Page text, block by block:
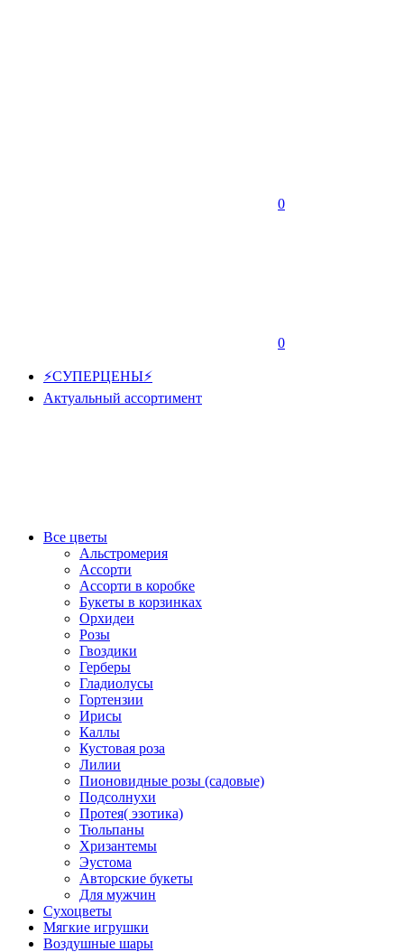
0
0
⚡СУПЕРЦЕНЫ⚡
Актуальный ассортимент
Все цветы
Альстромерия
Ассорти
Ассорти в коробке
Букеты в корзинках
Орхидеи
Розы
Гвоздики
Герберы
Гладиолусы
Гортензии
Ирисы
Каллы
Кустовая роза
Лилии
Пионовидные розы (садовые)
Подсолнухи
Протея( эзотика)
Тюльпаны
Хризантемы
Эустома
Авторские букеты
Для мужчин
Сухоцветы
Мягкие игрушки
Воздушные шары